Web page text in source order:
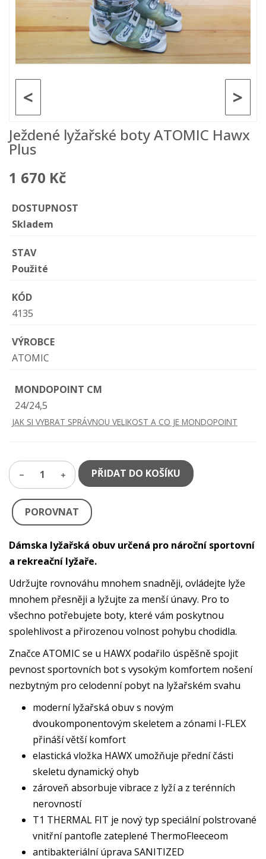
>
<
Ježdené lyžařské boty ATOMIC Hawx
Plus
1 670 Kč
DOSTUPNOST
Skladem
STAV
Použité
KÓD
4135
VÝROBCE
ATOMIC
MONDOPOINT CM
24/24,5
JAK SI VYBRAT SPRÁVNOU VELIKOST A CO JE MONDOPOINT
1 PŘIDAT DO KOŠÍKU
POROVNAT
Dámska lyžařská obuv určená pro nároční sportovní
a rekreační lyžaře.
Udržujte rovnováhu mnohem snadněji, ovládejte lyže
mnohem přesněji a lyžujte za menší únavy. Pro to
všechno potřebujete boty, které vám poskytnou
spolehlivost a přirozenou volnost pohybu chodidla.
Značce ATOMIC se u HAWX podařilo úspěšně spojit
pevnost sportovních bot s vysokým komfortem nošení
nezbytným pro celodenní pobyt na lyžařském svahu
moderní lyžařská obuv s novým
dvoukomponentovým skeletem a zónami I-FLEX
přináší větší komfort
elastická vložka HAWX umožňuje přední části
skeletu dynamický ohyb
zároveň absorbuje vibrace z lyží a z terénních
nerovností
T1 THERMAL FIT je nový typ speciální polstrované
vnitřní pantofle zateplené ThermoFleeceom
antibakteriální úprava SANITIZED